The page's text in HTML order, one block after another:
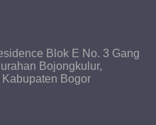
Blok E No. 3 Gang
Bojongkulur,
Bogor